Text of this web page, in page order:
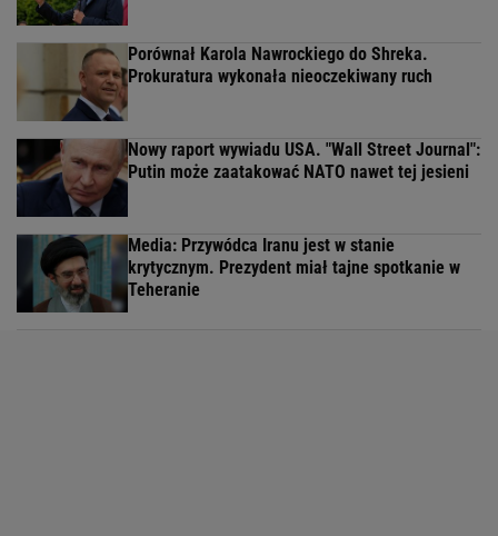
Porównał Karola Nawrockiego do Shreka.
Prokuratura wykonała nieoczekiwany ruch
Nowy raport wywiadu USA. "Wall Street Journal":
Putin może zaatakować NATO nawet tej jesieni
Media: Przywódca Iranu jest w stanie
krytycznym. Prezydent miał tajne spotkanie w
Teheranie